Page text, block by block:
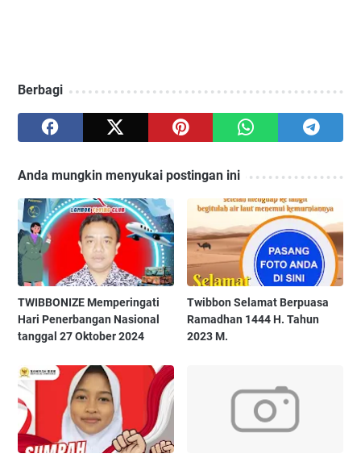
Berbagi
Anda mungkin menyukai postingan ini
TWIBBONIZE Memperingati
Hari Penerbangan Nasional
tanggal 27 Oktober 2024
Twibbon Selamat Berpuasa
Ramadhan 1444 H. Tahun
2023 M.